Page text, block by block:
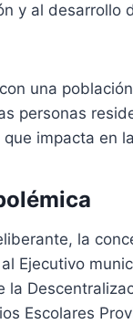
y al desarrollo
una
personas
impacta en
la
Ejecutivo
Escolares